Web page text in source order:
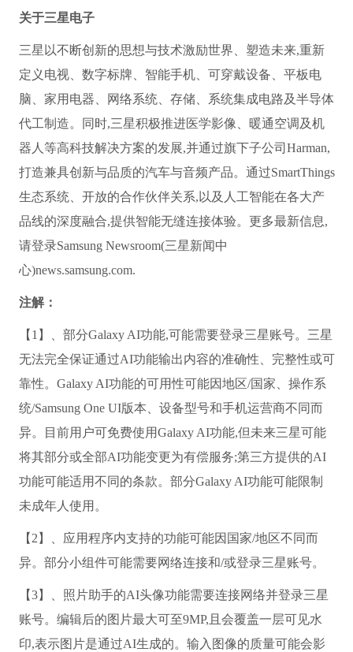
关于三星电子
三星以不断创新的思想与技术激励世界、塑造未来,重新
定义电视、数字标牌、智能手机、可穿戴设备、平板电
脑、家用电器、网络系统、存储、系统集成电路及半导体
代工制造。同时,三星积极推进医学影像、暖通空调及机
器人等高科技解决方案的发展,并通过旗下子公司Harman,
打造兼具创新与品质的汽车与音频产品。通过SmartThings
生态系统、开放的合作伙伴关系,以及人工智能在各大产
品线的深度融合,提供智能无缝连接体验。更多最新信息,
请登录Samsung Newsroom(三星新闻中
心)news.samsung.com.
注解：
【1】、部分Galaxy AI功能,可能需要登录三星账号。三星
无法完全保证通过AI功能输出内容的准确性、完整性或可
靠性。Galaxy AI功能的可用性可能因地区/国家、操作系
统/Samsung One UI版本、设备型号和手机运营商不同而
异。目前用户可免费使用Galaxy AI功能,但未来三星可能
将其部分或全部AI功能变更为有偿服务;第三方提供的AI
功能可能适用不同的条款。部分Galaxy AI功能可能限制
未成年人使用。
【2】、应用程序内支持的功能可能因国家/地区不同而
异。部分小组件可能需要网络连接和/或登录三星账号。
【3】、照片助手的AI头像功能需要连接网络并登录三星
账号。编辑后的图片最大可至9MP,且会覆盖一层可见水
印,表示图片是通过AI生成的。输入图像的质量可能会影